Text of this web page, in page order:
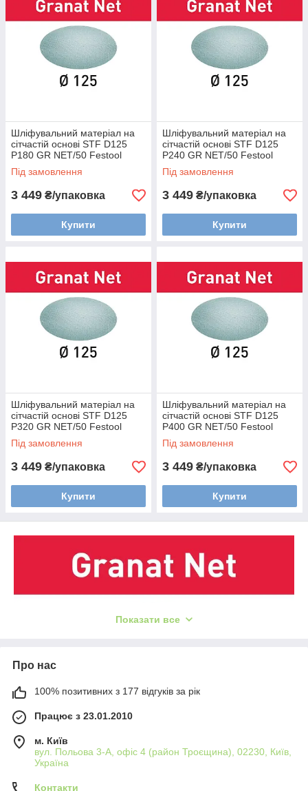
Шліфувальний матеріал на
сітчастій основі STF D125
P180 GR NET/50 Festool
203298
Під замовлення
3 449 ₴/упаковка
Купити
Шліфувальний матеріал на
сітчастій основі STF D125
P240 GR NET/50 Festool
203300
Під замовлення
3 449 ₴/упаковка
Купити
Шліфувальний матеріал на
сітчастій основі STF D125
P320 GR NET/50 Festool
203301
Під замовлення
3 449 ₴/упаковка
Купити
Шліфувальний матеріал на
сітчастій основі STF D125
P400 GR NET/50 Festool
203302
Під замовлення
3 449 ₴/упаковка
Купити
Показати все
Про нас
100% позитивних з 177 відгуків за рік
Працює з 23.01.2010
м. Київ
вул. Польова 3-А, офіс 4 (район Троєщина), 02230, Київ,
Україна
Контакти